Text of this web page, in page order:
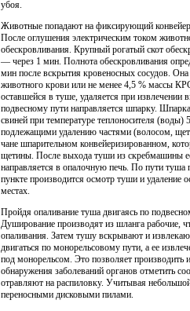
убоя.
Животные попадают на фиксирующий
После оглушения электрическим током
обескровливания. Крупный рогатый скот
— через 1 мин. Полнота обескровливания
мин после вскрытия кровеносных сосудов.
животного крови или не менее 4,5 % массы
оставшейся в туше, удаляется при извлечении
подвесному пути направляется шпарку.
свиней при температуре теплоносителя
подлежащими удалению частями (волосом,
чане шпарительном конвейеризированном,
щетины. После выхода туши из скребмашины
направляется в опалочную печь. По пути
пункте производится осмотр туши и удаление
местах.
Пройдя опаливание туша двигаясь по
Душирование производят из шланга рабочие,
опаливания. Затем тушу вскрывают и
двигаться по монорельсовому пути, а ее
под монорельсом. Это позволяет производить
обнаружения заболеваний органов отметить
отравляют на распиловку. Учитывая
переносными дисковыми пилами.